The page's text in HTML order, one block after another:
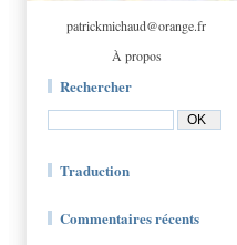
patrickmichaud@orange.fr
À propos
Rechercher
Traduction
Commentaires récents